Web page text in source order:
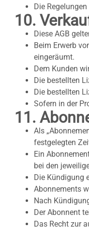
Die
10.
Diese AGB
Beim Erwerb
eingeräumt.
Dem Kunden
Die bestellten
Die bestellten
Sofern in der
11.
Als
festgelegten
Ein
bei den
Die Kündigung
Abonnements
Nach
Der Abonnent
Das Recht zur